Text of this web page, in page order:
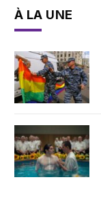
À LA UNE